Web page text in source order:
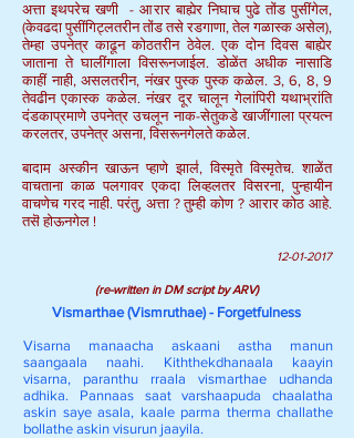
अत्ता इथपरेच खणी - आरार बाह्येर निघाच पुढे तोंड पुसींगेल,
(केवढदा पुसींगिट्लतरीन तोंड तसे रडगाणा, तेल गळास्क असेल),
तेम्हा उपनेत्र काढून कोठतरीन ठेवेल. एक दोन दिवस बाह्येर
जाताना ते घालींगाला विसरूनजाईल. डोळेंत अधीक नासाडि
काहीं नाही, असलतरीन, नंखर पुस्क पुस्क कळेल. 3, 6, 8, 9
तेवढीन एकास्क कळेल. नंखर दूर चालून गेलांपिरी यथाभ्रांति
दंडकाप्रमाणे उपनेत्र उचलून नाक-सेतुकडे खाजींगाला प्रयत्न
करलतर, उपनेत्र असना, विसरूनगेलते कळेल.
बादाम अस्कीन खाऊन प्हाणे झाल॑, विस्मृते विस्मृतेच. शाळेंत
वाचताना काळ पलगावर एकदा लिव्हलतर विसरना, पुन्हायीन
वाचणेच गरद नाही. परंतु, अत्ता ? तुम्ही कोण ? आरार कोठ आहे.
तसॆ होऊनगेल !
12-01-2017
(re-written in DM script by ARV)
Vismarthae (Vismruthae) - Forgetfulness
Visarna manaacha askaani astha manun
saangaala naahi. Kiththekdhanaala kaayin
visarna, paranthu rraala vismarthae udhanda
adhika. Pannaas saat varshaapuda chaalatha
askin saye asala, kaale parma therma challathe
bollathe askin visurun jaayila.